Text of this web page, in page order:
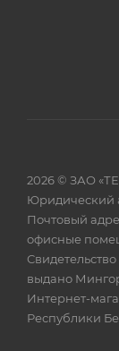
2026 © ЗАО
Юридический
Почтовый
офисные
выдано
Интернет-
Республики